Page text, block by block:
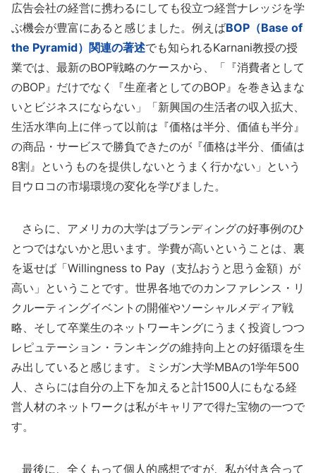
広告会社の経営に携わるにしても役立つ経営ナレッジを学
ぶ機会が豊富にあると感じました。例えばBOP（Base of
the Pyramid）関連の著述でも知られるKarnani教授の授
業では、最新のBOP戦略のケースから、「『消費者として
のBOP』だけでなく『生産者としてのBOP』を巻き込まな
いとビジネスにならない」「新興国の生活者の収入拡大、
生活水準向上に伴って以前は『価格は半分、価値も半分』
の商品・サービスで勝負できたのが『価格は半分、価値は
8割』というものを提供しないとうまく行かない」という
目ウロコの市場環境の変化を学びました。
さらに、アメリカの大学はブランディングの好事例のひ
とつではないかと思います。学費が高いということは、裏
を返せば「Willingness to Pay（支払おうと思う金額）が
高い」ということです。世界各地でのカンファレンス・リ
クルーティングイベントの開催やソーシャルメディア戦
略、そして卒業生のネットワーキングにうまく投資しつつ
レピュテーション・ランキングの維持向上との好循環を生
み出していると感じます。ミシガン大学MBAの1学年500
人、さらには自分の上下を加えると計1500人にもなる経
営人材のネットワークは私がキャリアで得た宝物の一つで
す。
最後に、全くもって個人的感想ですが、私が付き合って